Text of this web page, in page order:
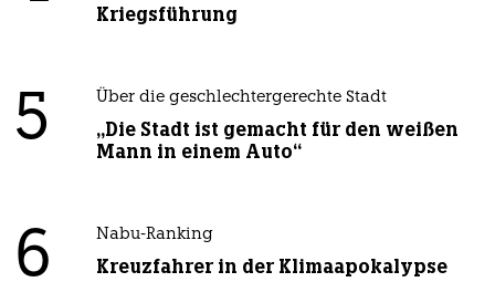
Kriegsführung
5 Über die geschlechtergerechte Stadt
„Die Stadt ist gemacht für den weißen
Mann in einem Auto“
6 Nabu-Ranking
Kreuzfahrer in der Klimaapokalypse